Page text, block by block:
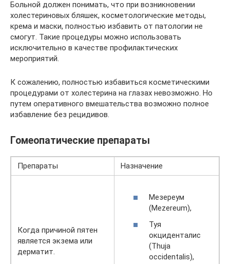
Больной должен понимать, что при возникновении
холестериновых бляшек, косметологические методы,
крема и маски, полностью избавить от патологии не
смогут. Такие процедуры можно использовать
исключительно в качестве профилактических
мероприятий.
К сожалению, полностью избавиться косметическими
процедурами от холестерина на глазах невозможно. Но
путем оперативного вмешательства возможно полное
избавление без рецидивов.
Гомеопатические препараты
Препараты Назначение
Когда причиной пятен
является экзема или
дерматит.
Мезереум
(Mezereum),
Туя
окциденталис
(Thuja
occidentalis),